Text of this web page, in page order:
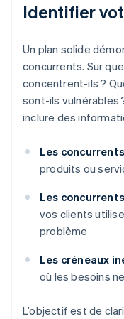
Identifier
Un plan solide
concurrents. Sur
concentrent-ils ?
sont-ils vulnérables
inclure des
Les
produits ou
Les
vos clients
problème
Les créneaux
où les besoins
L’objectif est de